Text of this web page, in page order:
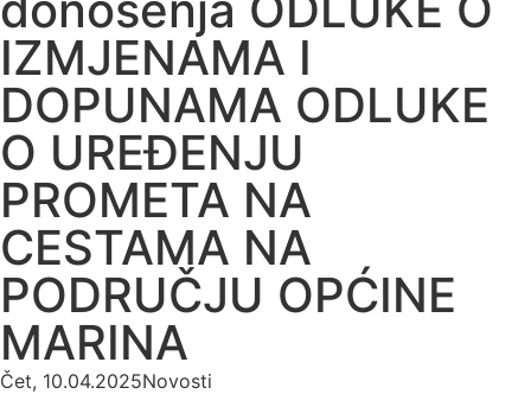
IZMJENAMA I
DOPUNAMA ODLUKE
O UREĐENJU
PROMETA NA
CESTAMA NA
PODRUČJU OPĆINE
MARINA
Čet, 10.04.2025Novosti